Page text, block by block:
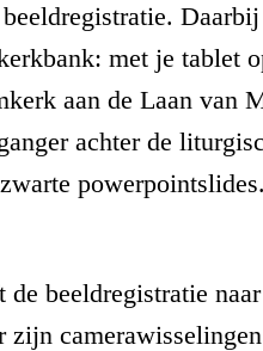
met je tablet
aan de Laan van
achter de
beeldregistratie
zijn